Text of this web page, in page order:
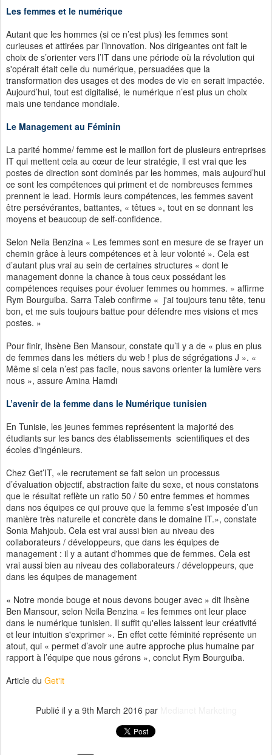
Les femmes et le numérique
Autant que les hommes (si ce n’est plus) les femmes sont
curieuses et attirées par l’innovation. Nos dirigeantes ont fait le
choix de s’orienter vers l’IT dans une période où la révolution qui
s'opérait était celle du numérique, persuadées que la
transformation des usages et des modes de vie en serait impactée.
Aujourd’hui, tout est digitalisé, le numérique n’est plus un choix
mais une tendance mondiale.
Le Management au Féminin
La parité homme/ femme est le maillon fort de plusieurs entreprises
IT qui mettent cela au cœur de leur stratégie, il est vrai que les
postes de direction sont dominés par les hommes, mais aujourd’hui
ce sont les compétences qui priment et de nombreuses femmes
prennent le lead. Hormis leurs compétences, les femmes savent
être persévérantes, battantes, « têtues », tout en se donnant les
moyens et beaucoup de self-confidence.
Selon Neila Benzina « Les femmes sont en mesure de se frayer un
chemin grâce à leurs compétences et à leur volonté ». Cela est
d’autant plus vrai au sein de certaines structures « dont le
management donne la chance à tous ceux possédant les
compétences requises pour évoluer femmes ou hommes. » affirme
Rym Bourguiba. Sarra Taleb confirme « j'ai toujours tenu tête, tenu
bon, et me suis toujours battue pour défendre mes visions et mes
postes. »
Pour finir, Ihsène Ben Mansour, constate qu’il y a de « plus en plus
de femmes dans les métiers du web ! plus de ségrégations J ». «
Même si cela n’est pas facile, nous savons orienter la lumière vers
nous », assure Amina Hamdi
L’avenir de la femme dans le Numérique tunisien
En Tunisie, les jeunes femmes représentent la majorité des
étudiants sur les bancs des établissements scientifiques et des
écoles d'ingénieurs.
Chez Get’IT, «le recrutement se fait selon un processus
d’évaluation objectif, abstraction faite du sexe, et nous constatons
que le résultat reflète un ratio 50 / 50 entre femmes et hommes
dans nos équipes ce qui prouve que la femme s’est imposée d’un
manière très naturelle et concrète dans le domaine IT.», constate
Sonia Mahjoub. Cela est vrai aussi bien au niveau des
collaborateurs / développeurs, que dans les équipes de
management : il y a autant d'hommes que de femmes. Cela est
vrai aussi bien au niveau des collaborateurs / développeurs, que
dans les équipes de management
« Notre monde bouge et nous devons bouger avec » dit Ihsène
Ben Mansour, selon Neila Benzina « les femmes ont leur place
dans le numérique tunisien. Il suffit qu'elles laissent leur créativité
et leur intuition s'exprimer ». En effet cette féminité représente un
atout, qui « permet d’avoir une autre approche plus humaine par
rapport à l’équipe que nous gérons », conclut Rym Bourguiba.
Article du Get'it
Publié il y a 9th March 2016 par